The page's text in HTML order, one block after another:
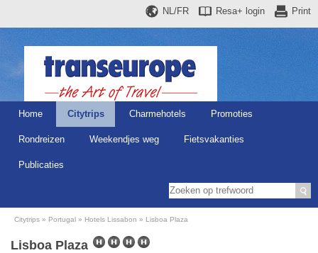
Print
Resa+ login
NL/FR
Home Citytrips Charmehotels Promoties
Rondreizen Weekendjes weg Fietsvakanties
Publicaties
Citytrips Portugal Hotels Lissabon Lisboa Plaza
Lisboa Plaza